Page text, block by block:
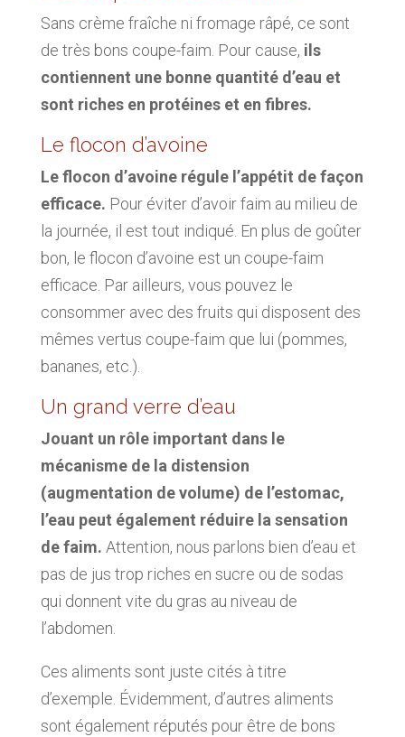
Sans crème fraîche ni fromage râpé, ce sont
de très bons coupe-faim. Pour cause, ils
contiennent une bonne quantité d’eau et
sont riches en protéines et en fibres.
Le flocon d’avoine
Le flocon d’avoine régule l’appétit de façon
efficace. Pour éviter d’avoir faim au milieu de
la journée, il est tout indiqué. En plus de goûter
bon, le flocon d’avoine est un coupe-faim
efficace. Par ailleurs, vous pouvez le
consommer avec des fruits qui disposent des
mêmes vertus coupe-faim que lui (pommes,
bananes, etc.).
Un grand verre d’eau
Jouant un rôle important dans le
mécanisme de la distension
(augmentation de volume) de l’estomac,
l’eau peut également réduire la sensation
de faim. Attention, nous parlons bien d’eau et
pas de jus trop riches en sucre ou de sodas
qui donnent vite du gras au niveau de
l’abdomen.
Ces aliments sont juste cités à titre
d’exemple. Évidemment, d’autres aliments
sont également réputés pour être de bons